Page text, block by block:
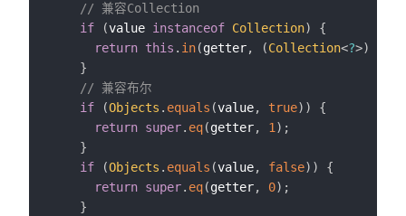
// 兼容Collection
if
(value instanceof Collection)
{
return this . in(getter, (Collection<?>)
}
// 兼容布尔
if
(Objects . equals (value, true) )
{
return super. eq(getter, 1) ;
}
if
(Objects . equals (value, false) )
{
return super. eq(getter, 0) ;
}